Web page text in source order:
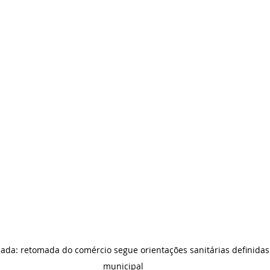
retomada do comércio segue orientações sanitárias
municipal